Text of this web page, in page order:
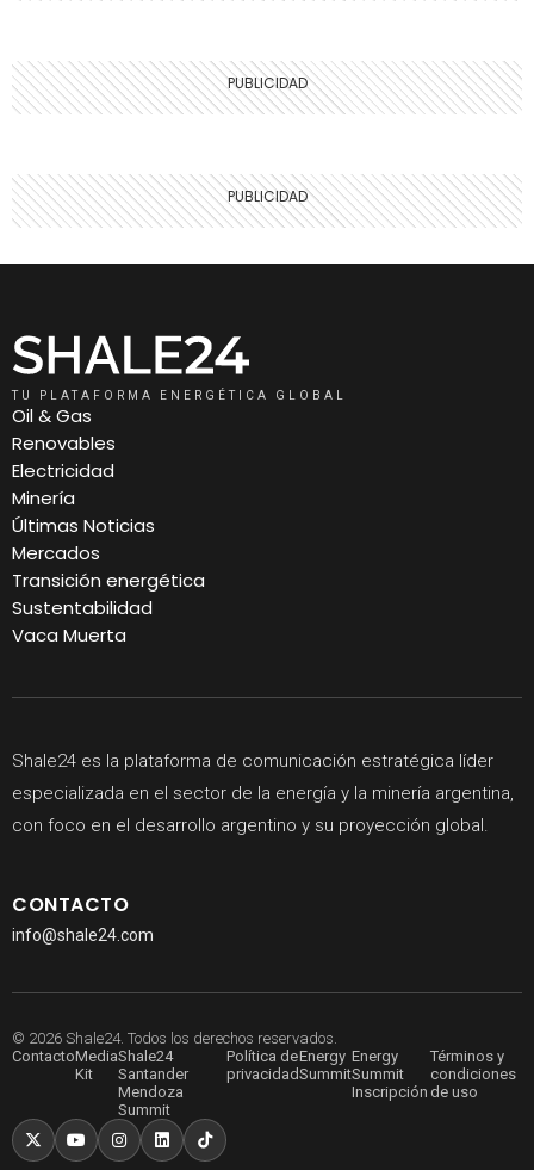
TU PLATAFORMA ENERGÉTICA GLOBAL
Oil & Gas
Renovables
Electricidad
Minería
Últimas Noticias
Mercados
Transición energética
Sustentabilidad
Vaca Muerta
Shale24 es la plataforma de comunicación estratégica líder
especializada en el sector de la energía y la minería argentina,
con foco en el desarrollo argentino y su proyección global.
CONTACTO
info@shale24.com
© 2026 Shale24. Todos los derechos reservados.
ContactoMedia
Kit
Shale24
Santander
Mendoza
Summit
Política de
privacidad
Energy
Summit
Energy
Summit
Inscripción
Términos y
condiciones
de uso